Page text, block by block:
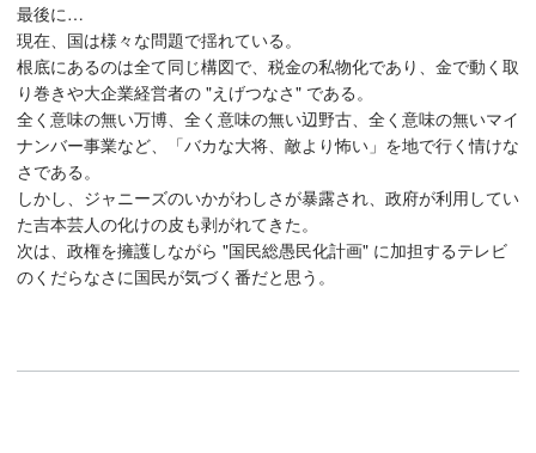
最後に…
現在、国は様々な問題で揺れている。
根底にあるのは全て同じ構図で、税金の私物化であり、金で動く取
り巻きや大企業経営者の "えげつなさ" である。
全く意味の無い万博、全く意味の無い辺野古、全く意味の無いマイ
ナンバー事業など、「バカな大将、敵より怖い」を地で行く情けな
さである。
しかし、ジャニーズのいかがわしさが暴露され、政府が利用してい
た吉本芸人の化けの皮も剥がれてきた。
次は、政権を擁護しながら "国民総愚民化計画" に加担するテレビ
のくだらなさに国民が気づく番だと思う。